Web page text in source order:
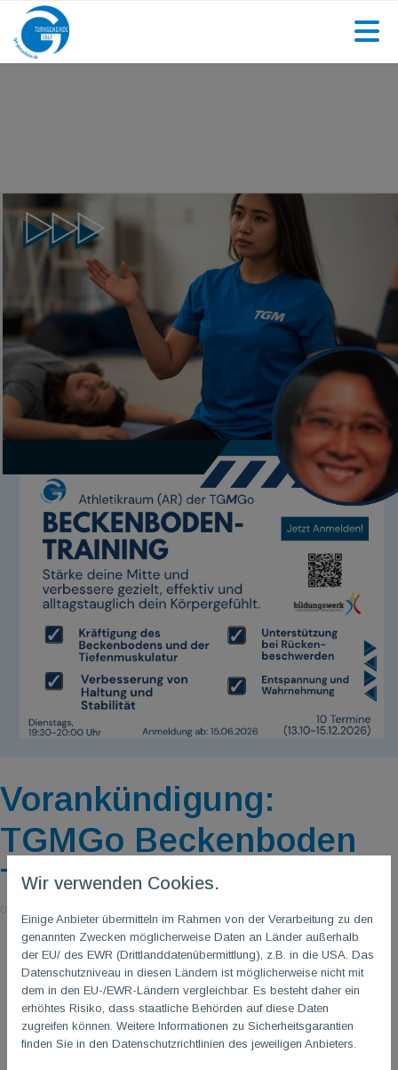
Vorankündigung:
TGMGo Beckenboden
Training mit Ying
Wir verwenden Cookies.
Einige Anbieter übermitteln im Rahmen von der Verarbeitung zu den
genannten Zwecken möglicherweise Daten an Länder außerhalb
der EU/ des EWR (Drittlanddatenübermittlung), z.B. in die USA. Das
Datenschutzniveau in diesen Ländern ist möglicherweise nicht mit
dem in den EU-/EWR-Ländern vergleichbar. Es besteht daher ein
erhöhtes Risiko, dass staatliche Behörden auf diese Daten
zugreifen können. Weitere Informationen zu Sicherheitsgarantien
finden Sie in den Datenschutzrichtlinien des jeweiligen Anbieters.